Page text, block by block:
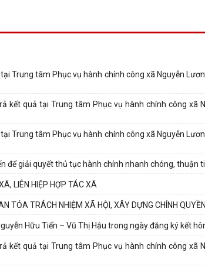
Trung tâm Phục vụ hành chính công xã Nguyễn
kết quả tại Trung tâm Phục vụ hành chính công xã
Trung tâm Phục vụ hành chính công xã Nguyễn
để giải quyết thủ tục hành chính nhanh chóng, thuận
LIÊN HIỆP HỢP TÁC XÃ
TỎA TRÁCH NHIỆM XÃ HỘI, XÂY DỰNG CHÍNH
Hữu Tiến – Vũ Thị Hậu trong ngày đăng ký kết
kết quả tại Trung tâm Phục vụ hành chính công xã